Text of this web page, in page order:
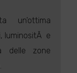
un'ottima
luminositÃ e
delle zone